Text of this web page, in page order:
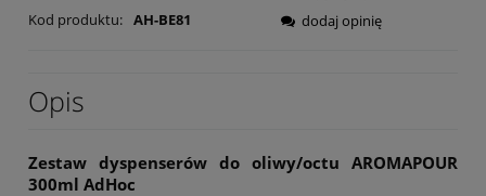
Kod produktu: AH-BE81
dodaj opinię
Opis
Zestaw dyspenserów do oliwy/octu AROMAPOUR
300ml AdHoc